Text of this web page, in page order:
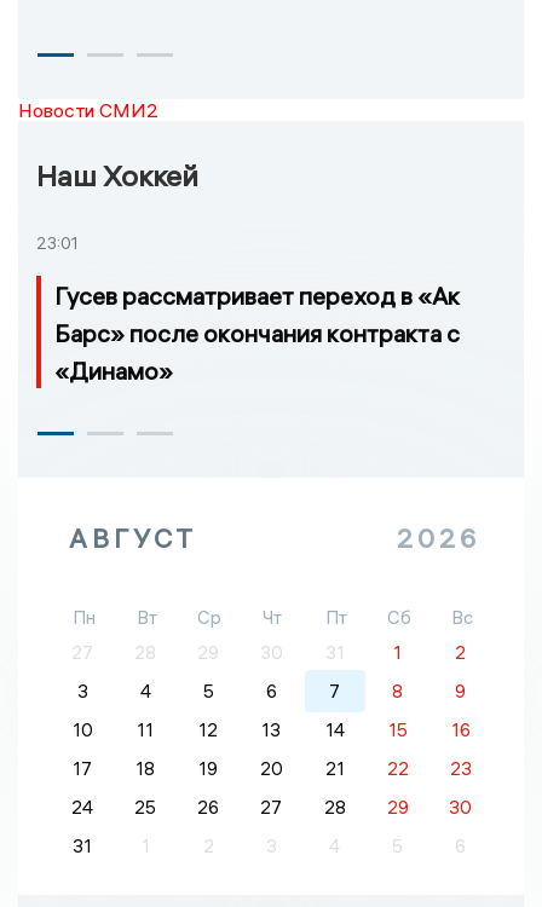
Новости СМИ2
Наш Хоккей
23:01
Гусев рассматривает переход в «Ак
Барс» после окончания контракта с
«Динамо»
АВГУСТ 2026
Пн Вт Ср Чт Пт Сб
Вс
27
28 29 30 31 1
2
3
4 5 6 7 8
9
10
11 12 13 14 15
16
17
18 19 20 21 22
23
24
25 26 27 28 29
30
31
1 2 3 4 5 6